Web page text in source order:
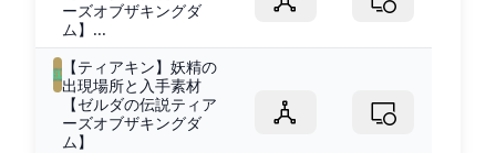
ーズオブザキングダ
ム】...
【ティアキン】妖精の
出現場所と入手素材
【ゼルダの伝説ティア
ーズオブザキングダ
ム】